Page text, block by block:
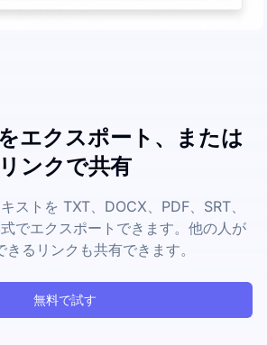
エクスポート、または
リンクで共有
ストを TXT、DOCX、PDF、SRT、
でエクスポートできます。他の人が
きるリンクも共有できます。
無料で試す